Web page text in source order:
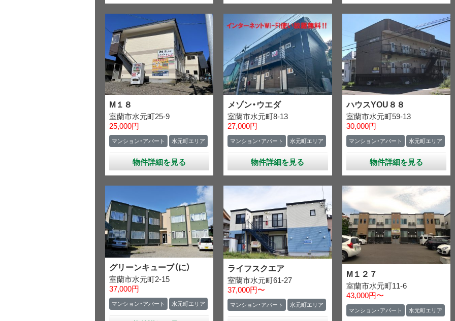
M１８
室蘭市水元町25-9
25,000円
マンション・アパート 水元町エリア
物件詳細を見る
メゾン・ウエダ
室蘭市水元町8-13
27,000円
マンション・アパート 水元町エリア
物件詳細を見る
ハウスYOU８８
室蘭市水元町59-13
30,000円
マンション・アパート 水元町エリア
物件詳細を見る
グリーンキューブ（に）
室蘭市水元町2-15
37,000円
マンション・アパート 水元町エリア
ライフスクエア
室蘭市水元町61-27
37,000円〜
マンション・アパート 水元町エリア
M１２７
室蘭市水元町11-6
43,000円〜
マンション・アパート 水元町エリア